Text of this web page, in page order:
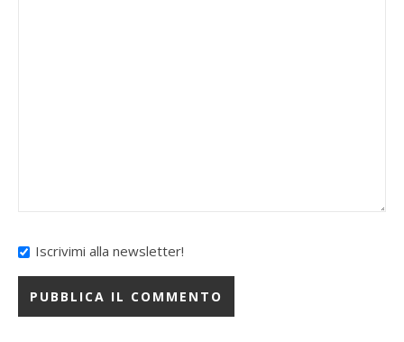
Iscrivimi alla newsletter!